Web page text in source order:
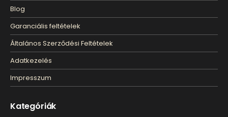
Blog
Garanciális feltételek
Általános Szerződési Feltételek
Adatkezelés
Impresszum
Kategóriák